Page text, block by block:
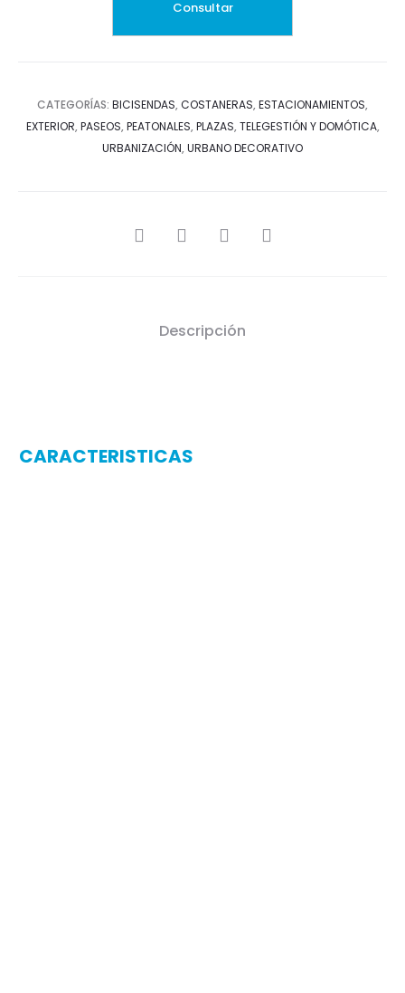
CATEGORÍAS: BICISENDAS, COSTANERAS, ESTACIONAMIENTOS,
EXTERIOR, PASEOS, PEATONALES, PLAZAS, TELEGESTIÓN Y DOMÓTICA,
URBANIZACIÓN, URBANO DECORATIVO
SHARE
Descripción
CARACTERISTICAS